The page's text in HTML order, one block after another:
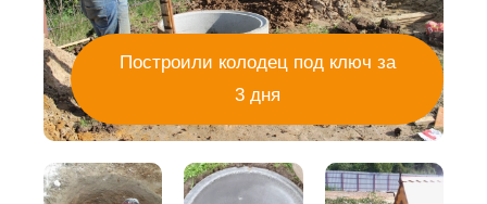
Построили колодец под ключ за
3 дня